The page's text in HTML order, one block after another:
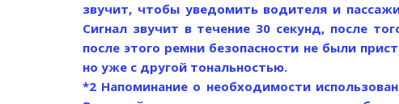
звучит, чтобы уведомить водителя и
Сигнал звучит в течение 30 секунд, после
после этого ремни безопасности не были
но уже с другой тональностью.
*2 Напоминание о необходимости